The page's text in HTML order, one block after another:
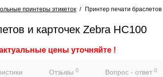
принтеры этикеток Принтер печати
и карточек Zebra HC100
цены уточняйте !
Отзывы 0 Вопрос - ответ 0